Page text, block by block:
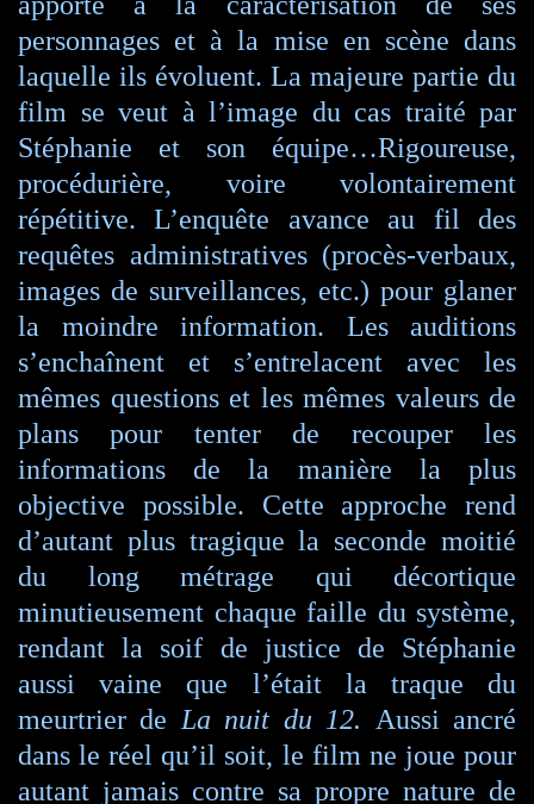
personnages et à la mise en scène dans
laquelle ils évoluent. La majeure partie du
film se veut à l’image du cas traité par
Stéphanie et son équipe…Rigoureuse,
procédurière, voire volontairement
répétitive. L’enquête avance au fil des
requêtes administratives (procès-verbaux,
images de surveillances, etc.) pour glaner
la moindre information. Les auditions
s’enchaînent et s’entrelacent avec les
mêmes questions et les mêmes valeurs de
plans pour tenter de recouper les
informations de la manière la plus
objective possible. Cette approche rend
d’autant plus tragique la seconde moitié
du long métrage qui décortique
minutieusement chaque faille du système,
rendant la soif de justice de Stéphanie
aussi vaine que l’était la traque du
meurtrier deLa nuit du 12. Aussi ancré
dans le réel qu’il soit, le film ne joue pour
autant jamais contre sa propre nature de